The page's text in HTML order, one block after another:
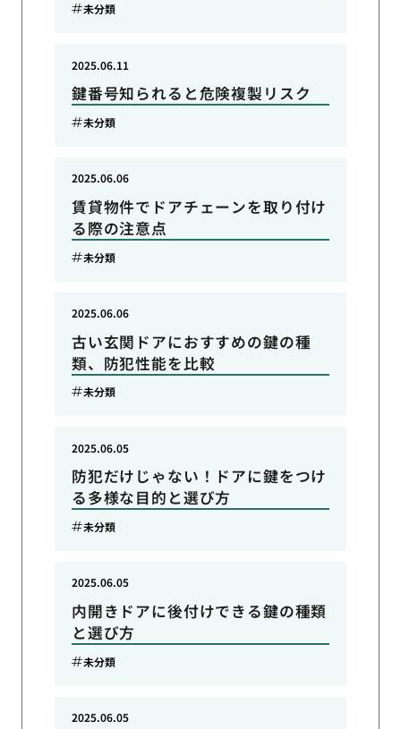
未分類
鍵番号知られると危険複製リスク
2025.06.11
未分類
賃貸物件でドアチェーンを取り付け
る際の注意点
2025.06.06
未分類
古い玄関ドアにおすすめの鍵の種
類、防犯性能を比較
2025.06.06
未分類
防犯だけじゃない！ドアに鍵をつけ
る多様な目的と選び方
2025.06.05
未分類
内開きドアに後付けできる鍵の種類
と選び方
2025.06.05
未分類
2025.06.05